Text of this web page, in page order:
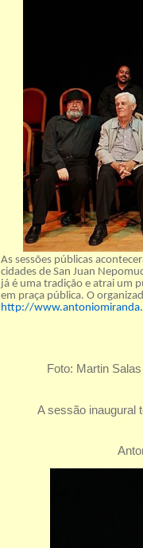
As sessões públicas
cidades de San Juan
já é uma tradição e atrai um
em praça pública. O
http://
Foto: Martin
A sessão inaugural